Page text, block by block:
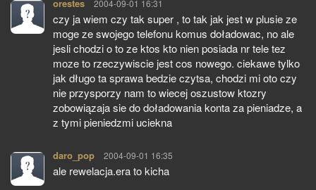
orestes pisze:
2004-09-01 16:31
czy ja wiem czy tak super , to tak jak jest w plusie ze
moge ze swojego telefonu komus doładowac, no ale
jesli chodzi o to ze ktos kto nien posiada nr tele tez
moze to rzeczywiscie jest cos nowego. ciekawe tylko
jak długo ta sprawa bedzie czytsa, chodzi mi oto czy
nie przysporzy nam to wiecej oszustow ktozry
zobowiązaja sie do doładowania konta za pieniadze, a
z tymi pieniedzmi uciekna
daro_pop pisze:
2004-09-01 16:35
ale rewelacja.era to kicha